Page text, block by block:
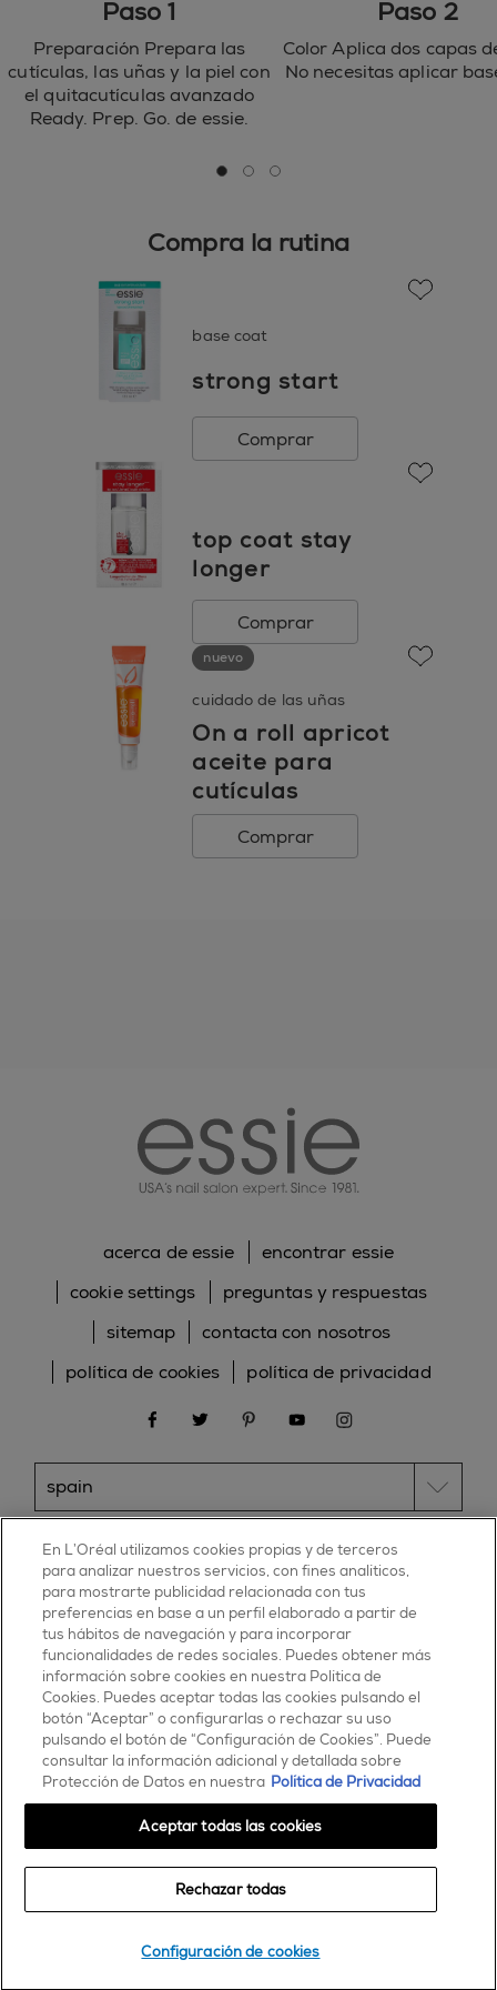
Comprar
encontrar una tienda o salón
AMMONIUM FERROCYANIDE ● CI 77007 /
● CI 15850 / RED 7 LAKE ● CI 15880 / RED 34 LAKE ●
CI 15850 / RED 6 LAKE ● CI 77266 / BLACK 2 ● CI
42090 / BLUE 1 LAKE ● CI 77742 / MANGANESE
VIOLET ● CI 77288 / CHROMIUM OXIDE GREENS ●
28 ● CI 73360 / RED 30 LAKE ● CI 60730 / EXT.
Paso 1
Preparación Prepara las
cutículas, las uñas y la piel con
el quitacutículas avanzado
Ready. Prep. Go. de essie.
Paso 2
Color Aplica dos capas
No necesitas aplicar
go to 0go to 1go to 2
Compra la rutina
favorite
base coat
strong start
Comprar
favorite
top coat stay
longer
Comprar
nuevo
favorite
cuidado de las uñas
On a roll apricot
aceite para
cutículas
Comprar
© 2025 essie todos los derechos reservados
condiciones de uso
acerca de essie
encontrar essie
cookie settings
preguntas y respuestas
sitemap
contacta con nosotros
política de cookies
política de privacidad
facebooktwitter pinterestyoutubeinstagram
ESSIE
30, rue d’Alsace – 92300 Levallois-Perret
FRANCE
Contáctanos
900 181 055
En L’Oréal utilizamos cookies propias y de terceros
para analizar nuestros servicios, con fines analíticos,
para mostrarte publicidad relacionada con tus
preferencias en base a un perfil elaborado a partir de
tus hábitos de navegación y para incorporar
funcionalidades de redes sociales. Puedes obtener más
información sobre cookies en nuestra Política de
Cookies. Puedes aceptar todas las cookies pulsando el
botón “Aceptar” o configurarlas o rechazar su uso
pulsando el botón de “Configuración de Cookies”. Puede
consultar la información adicional y detallada sobre
Protección de Datos en nuestra Política de Privacidad
Configuración de cookies
Rechazar todas
Aceptar todas las cookies